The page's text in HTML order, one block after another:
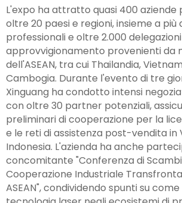
L'expo ha attratto quasi 400 aziende
oltre 20 paesi e regioni, insieme a più
professionali e oltre 2.000
approvvigionamento provenienti da
dell'ASEAN, tra cui Thailandia,
Cambogia. Durante l'evento di tre
Xinguang ha condotto intensi
con oltre 30 partner potenziali,
preliminari di cooperazione per la
e le reti di assistenza post-vendita in
Indonesia. L'azienda ha anche
concomitante "Conferenza di
Cooperazione Industriale
ASEAN", condividendo spunti su